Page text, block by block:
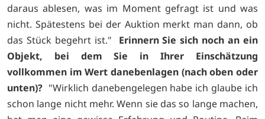
daraus ablesen, was im Moment gefragt ist und was
nicht. Spätestens bei der Auktion merkt man dann, ob
das Stück begehrt ist." Erinnern Sie sich noch an ein
Objekt, bei dem Sie in Ihrer Einschätzung
vollkommen im Wert danebenlagen (nach oben oder
unten)? "Wirklich danebengelegen habe ich glaube ich
schon lange nicht mehr. Wenn sie das so lange machen,